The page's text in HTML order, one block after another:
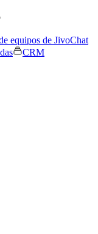
equipos de JivoChat
CRM